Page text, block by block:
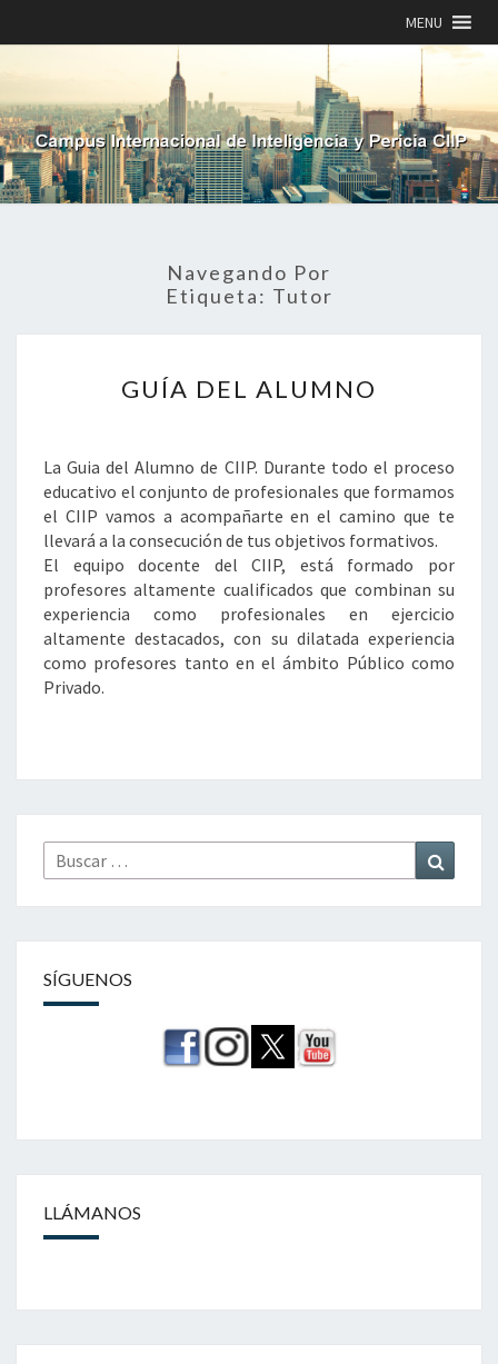
MENU
Navegando Por
Etiqueta: Tutor
DEL
GUÍA DEL ALUMNO
La Guia del Alumno de CIIP. Durante todo el proceso
educativo el conjunto de profesionales que formamos
el CIIP vamos a acompañarte en el camino que te
llevará a la consecución de tus objetivos formativos.
El equipo docente del CIIP, está formado por
profesores altamente cualificados que combinan su
experiencia como profesionales en ejercicio
altamente destacados, con su dilatada experiencia
como profesores tanto en el ámbito Público como
Privado.
Buscar
por:
SÍGUENOS
LLÁMANOS